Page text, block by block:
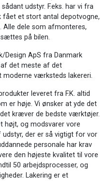
udstyr. F.eks. har vi fra
fået et stort antal depotvogne,
dele som afmonteres,
på bilen.​
Design ApS fra Danmark
det meste af det
moderne værksteds lakereri.
leveret fra F.K. altid
er høje. Vi ønsker at yde det
kræver de bedste værktøjer.
højt, og modsvarer vore
der er så vigtigt for vor
personale har krav
den højeste kvalitet til vore
50 arbejdsprocesser, og
Lakering er et